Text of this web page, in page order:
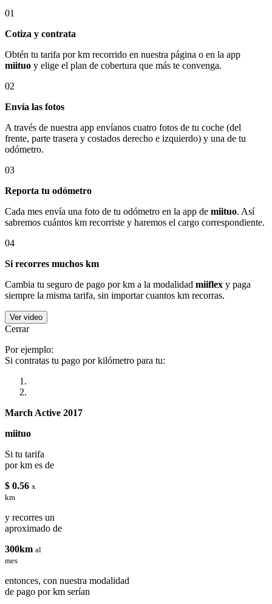
01
Cotiza y contrata
Obtén tu tarifa por km recorrido en nuestra página o en la app
miituo y elige el plan de cobertura que más te convenga.
02
Envía las fotos
A través de nuestra app envíanos cuatro fotos de tu coche (del
frente, parte trasera y costados derecho e izquierdo) y una de tu
odómetro.
03
Reporta tu odómetro
Cada mes envía una foto de tu odómetro en la app de miituo. Así
sabremos cuántos km recorriste y haremos el cargo correspondiente.
04
Si recorres muchos km
Cambia tu seguro de pago por km a la modalidad miiflex y paga
siempre la misma tarifa, sin importar cuantos km recorras.
Ver video
Cerrar
Por ejemplo:
Si contratas tu pago por kilómetro para tu:
March Active 2017
miituo
Si tu tarifa
por km es de
$ 0.56 x
km
y recorres un
aproximado de
300km al
mes
entonces, con nuestra modalidad
de pago por km serían